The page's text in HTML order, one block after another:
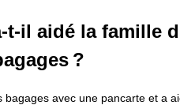
il aidé la famille
?
avec une pancarte et a